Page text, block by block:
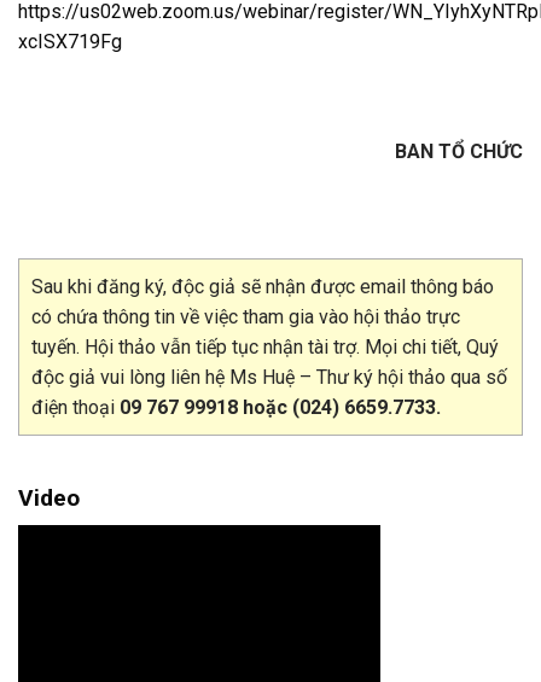
https://us02web.zoom.us/webinar/register/
xcISX719Fg
BAN TỔ CHỨC
Sau khi đăng ký, độc giả sẽ nhận được email thông báo
có chứa thông tin về việc tham gia vào hội thảo trực
tuyến. Hội thảo vẫn tiếp tục nhận tài trợ. Mọi chi tiết, Quý
độc giả vui lòng liên hệ Ms Huệ – Thư ký hội thảo qua số
điện thoại 09 767 99918 hoặc (024) 6659.7733.
Video